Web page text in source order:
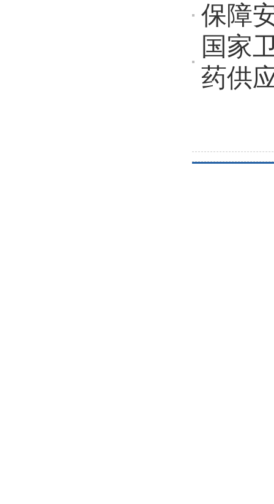
保障
国家
药供